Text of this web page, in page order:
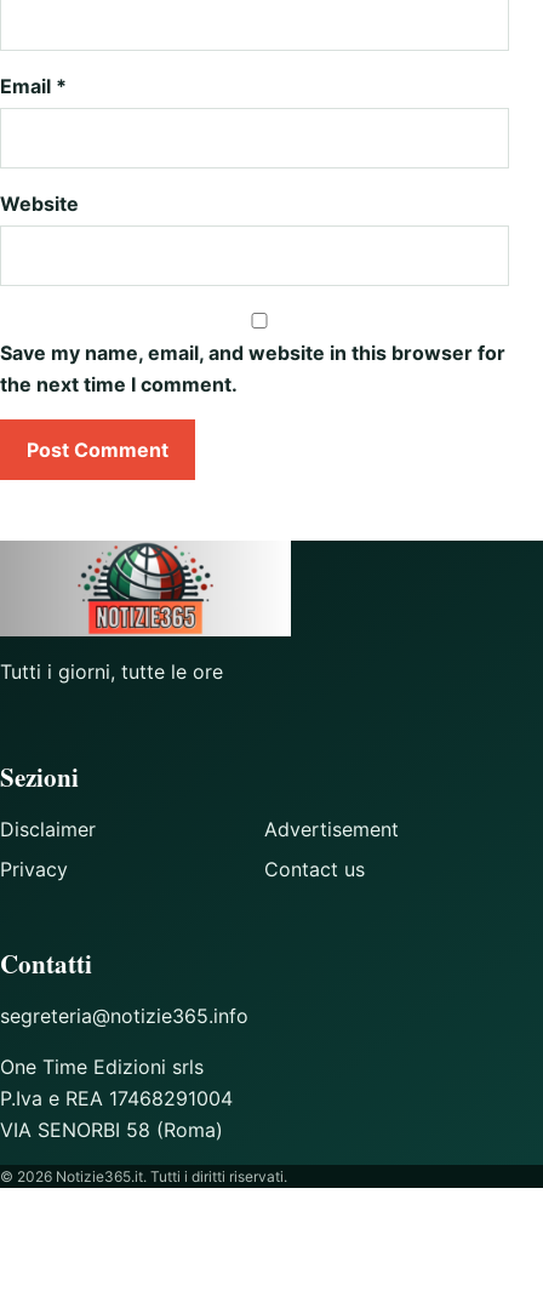
Email *
Website
Save my name, email, and website in this browser for
the next time I comment.
Tutti i giorni, tutte le ore
Sezioni
Disclaimer
Privacy
Advertisement
Contact us
Contatti
segreteria@notizie365.info
One Time Edizioni srls
P.Iva e REA 17468291004
VIA SENORBI 58 (Roma)
© 2026 Notizie365.it. Tutti i diritti riservati.